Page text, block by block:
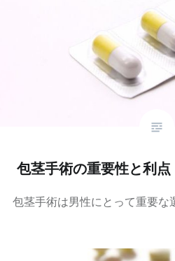
包茎手術の重要性と利点
包茎手術は男性にとって重要な